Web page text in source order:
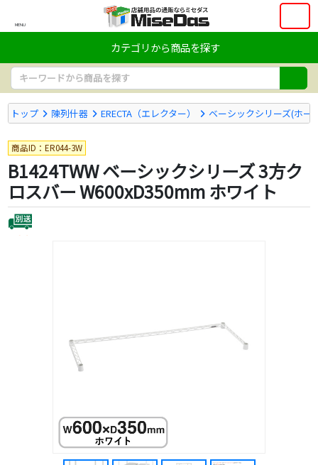
MENU
カテゴリから商品を探す
トップ 陳列什器 ERECTA（エレクター） ベーシックシリーズ(ホー
商品ID：ER044-3W
B1424TWW ベーシックシリーズ 3方ク
ロスバー W600xD350mm ホワイト